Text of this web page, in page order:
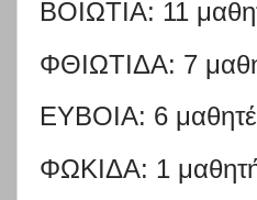
ΒΟΙΩΤΙΑ: 11
ΦΘΙΩΤΙΔΑ: 7
ΕΥΒΟΙΑ: 6
ΦΩΚΙΔΑ: 1